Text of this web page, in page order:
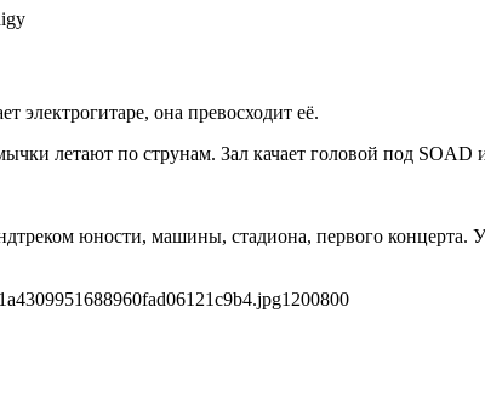
электрогитаре, она превосходит её.
летают по струнам. Зал качает головой под SOAD
юности, машины, стадиона, первого концерта.
1200800